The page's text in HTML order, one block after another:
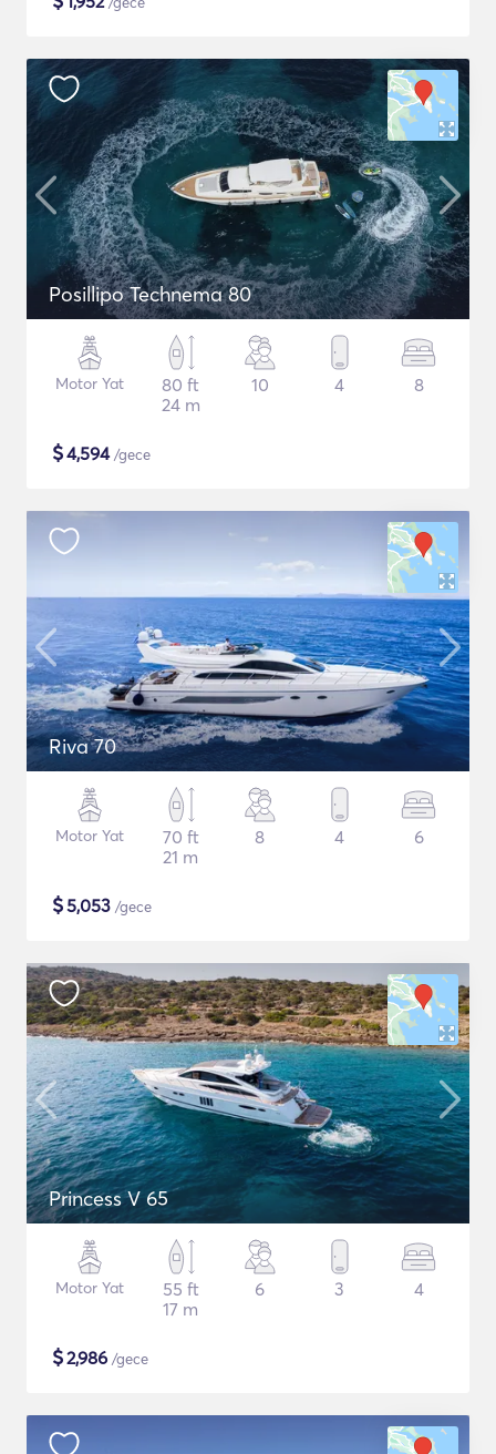
Posillipo Technema 80
Motor Yat
80 ft
24 m
10 4 8
$4,594/gece
Riva 70
Motor Yat
70 ft
21 m
8 4 6
$5,053 /gece
Princess V 65
Motor Yat
55 ft
17 m
6 3 4
$2,986 /gece